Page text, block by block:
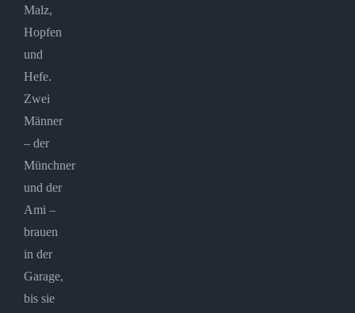
Malz,
Hopfen
und
Hefe.
Zwei
Männer
– der
Münchner
und der
Ami –
brauen
in der
Garage,
bis sie